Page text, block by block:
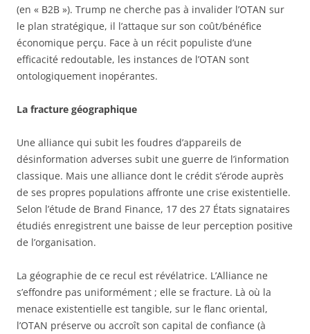
(en « B2B »). Trump ne cherche pas à invalider l’OTAN sur
le plan stratégique, il l’attaque sur son coût/bénéfice
économique perçu. Face à un récit populiste d’une
efficacité redoutable, les instances de l’OTAN sont
ontologiquement inopérantes.
La fracture géographique
Une alliance qui subit les foudres d’appareils de
désinformation adverses subit une guerre de l’information
classique. Mais une alliance dont le crédit s’érode auprès
de ses propres populations affronte une crise existentielle.
Selon l’étude de Brand Finance, 17 des 27 États signataires
étudiés enregistrent une baisse de leur perception positive
de l’organisation.
La géographie de ce recul est révélatrice. L’Alliance ne
s’effondre pas uniformément ; elle se fracture. Là où la
menace existentielle est tangible, sur le flanc oriental,
l’OTAN préserve ou accroît son capital de confiance (à